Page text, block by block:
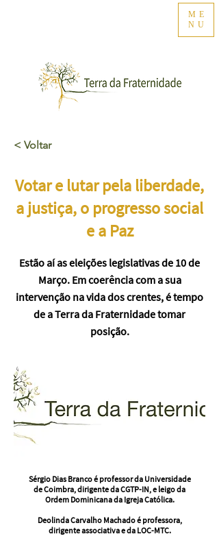
ME
NU
Votar e lutar pela liberdade,
a justiça, o progresso social
e a Paz
Estão aí as eleições legislativas de 10 de
Março. Em coerência com a sua
intervenção na vida dos crentes, é tempo
de a Terra da Fraternidade tomar
posição.
Sérgio Dias Branco é professor da Universidade
de Coimbra, dirigente da CGTP-IN, e leigo da
Ordem Dominicana da Igreja Católica.
Deolinda Carvalho Machado é professora,
dirigente associativa e da LOC-MTC.
< Voltar